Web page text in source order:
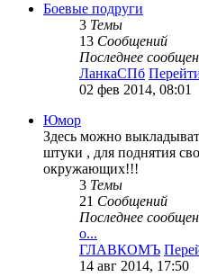
Боевые подруги
3 Темы
13 Сообщений
Последнее
ЛанкаСПб
02 фев 2014, 08:01
Юмор
Здесь можно
штуки , для поднятия
окружающих!!!
3 Темы
21 Сообщений
Последнее
о...
ГЛАВКОМЪ
14 авг 2014, 17:50